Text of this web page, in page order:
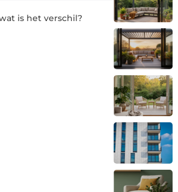
is het verschil?